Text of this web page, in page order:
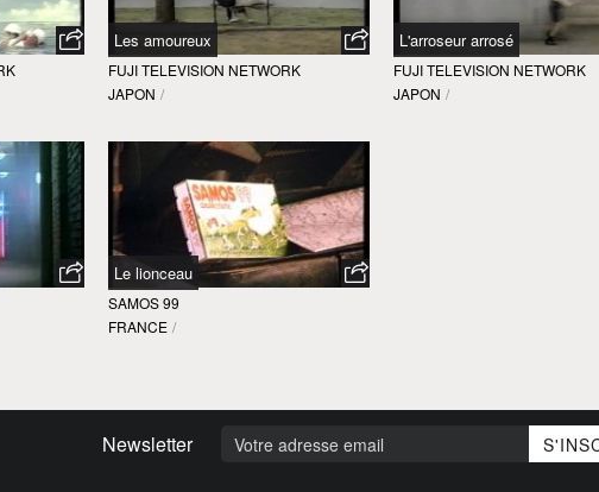
Les amoureux
FUJI TELEVISION NETWORK
JAPON /
L'arroseur arrosé
FUJI TELEVISION NETWORK
JAPON /
Le lionceau
SAMOS 99
FRANCE /
Newsletter